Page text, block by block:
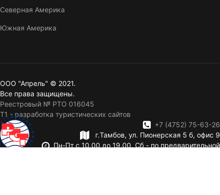
Северная Америка
Южная Америка
ООО "Апрель" © 2021.
Все права защищены.
Реестровый № РТО 016045
T1 - разработка туристических сайтов
+7 (4752) 75-63-26
г.Тамбов, ул. Пионерская 5 б, офис 9
Пн-Пт с 10,00 до 19,00. Сб - по предварительной